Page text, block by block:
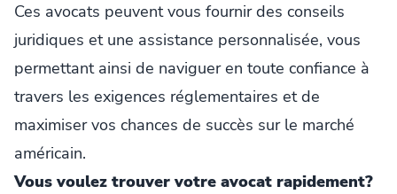
Ces avocats peuvent vous fournir des conseils
juridiques et une assistance personnalisée, vous
permettant ainsi de naviguer en toute confiance à
travers les exigences réglementaires et de
maximiser vos chances de succès sur le marché
américain.
Vous voulez trouver votre avocat rapidement?